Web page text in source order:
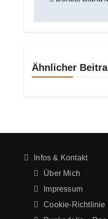
Ähnlicher
Infos & Kontakt
Über Mich
Impressum
Cookie-Richtlinie